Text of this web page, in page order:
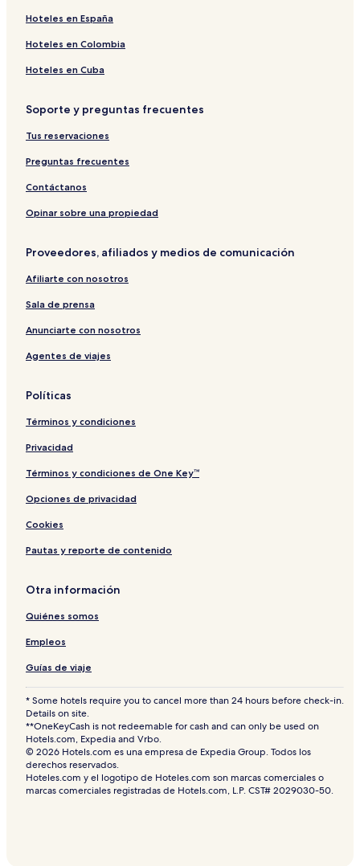
Hoteles en España
Hoteles en Colombia
Hoteles en Cuba
Soporte y preguntas frecuentes
Tus reservaciones
Preguntas frecuentes
Contáctanos
Opinar sobre una propiedad
Proveedores, afiliados y medios de comunicación
Afiliarte con nosotros
Sala de prensa
Anunciarte con nosotros
Agentes de viajes
Políticas
Términos y condiciones
Privacidad
Términos y condiciones de One Key™
Opciones de privacidad
Cookies
Pautas y reporte de contenido
Otra información
Quiénes somos
Empleos
Guías de viaje
* Some hotels require you to cancel more than 24 hours before check-in.
Details on site.
**OneKeyCash is not redeemable for cash and can only be used on
Hotels.com, Expedia and Vrbo.
© 2026 Hotels.com es una empresa de Expedia Group. Todos los
derechos reservados.
Hoteles.com y el logotipo de Hoteles.com son marcas comerciales o
marcas comerciales registradas de Hotels.com, L.P. CST# 2029030-50.